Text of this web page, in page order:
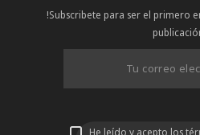
!Subscribete para ser el primero
He leído y acepto los